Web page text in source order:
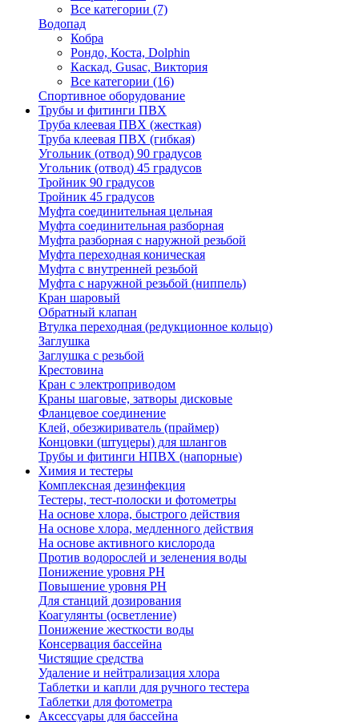
Все категории (7)
Водопад
Кобра
Рондо, Коста, Dolphin
Каскад, Gusac, Виктория
Все категории (16)
Спортивное оборудование
Трубы и фитинги ПВХ
Труба клеевая ПВХ (жесткая)
Труба клеевая ПВХ (гибкая)
Угольник (отвод) 90 градусов
Угольник (отвод) 45 градусов
Тройник 90 градусов
Тройник 45 градусов
Муфта соединительная цельная
Муфта соединительная разборная
Муфта разборная с наружной резьбой
Муфта переходная коническая
Муфта с внутренней резьбой
Муфта с наружной резьбой (ниппель)
Кран шаровый
Обратный клапан
Втулка переходная (редукционное кольцо)
Заглушка
Заглушка с резьбой
Крестовина
Кран с электроприводом
Краны шаговые, затворы дисковые
Фланцевое соединение
Клей, обезжириватель (праймер)
Концовки (штуцеры) для шлангов
Трубы и фитинги НПВХ (напорные)
Химия и тестеры
Комплексная дезинфекция
Тестеры, тест-полоски и фотометры
На основе хлора, быстрого действия
На основе хлора, медленного действия
На основе активного кислорода
Против водорослей и зеленения воды
Понижение уровня РН
Повышение уровня РН
Для станций дозирования
Коагулянты (осветление)
Понижение жесткости воды
Консервация бассейна
Чистящие средства
Удаление и нейтрализация хлора
Таблетки и капли для ручного тестера
Таблетки для фотометра
Аксессуары для бассейна